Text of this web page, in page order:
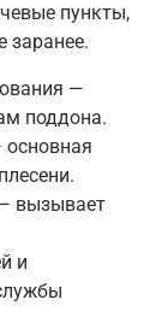
пункты,
заранее.
—
поддона.
вызывает
и